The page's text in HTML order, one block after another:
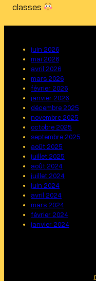
classes
juin 2026
mai 2026
avril 2026
mars 2026
février 2026
janvier 2026
décembre 2025
novembre 2025
octobre 2025
septembre 2025
août 2025
juillet 2025
août 2024
juillet 2024
juin 2024
avril 2024
mars 2024
février 2024
janvier 2024